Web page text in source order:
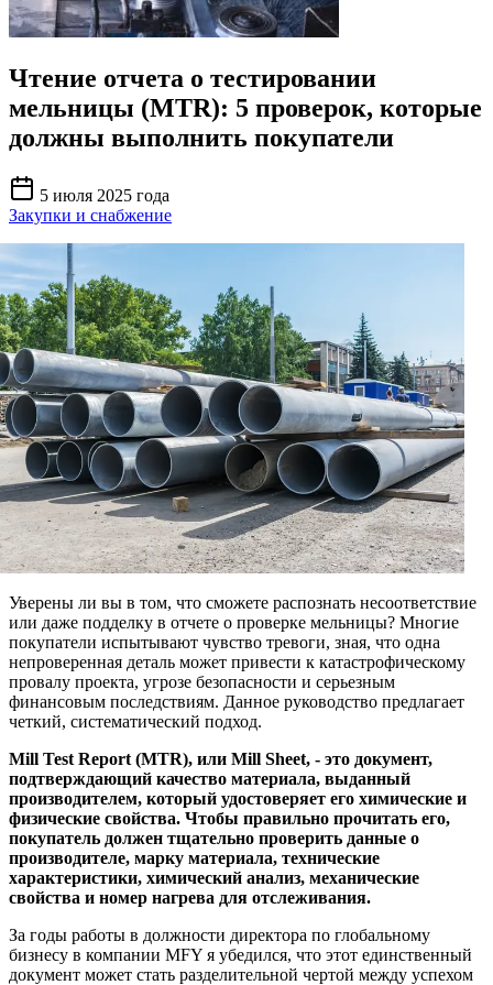
Чтение отчета о тестировании
мельницы (MTR): 5 проверок, которые
должны выполнить покупатели
5 июля 2025 года
Закупки и снабжение
Уверены ли вы в том, что сможете распознать несоответствие
или даже подделку в отчете о проверке мельницы? Многие
покупатели испытывают чувство тревоги, зная, что одна
непроверенная деталь может привести к катастрофическому
провалу проекта, угрозе безопасности и серьезным
финансовым последствиям. Данное руководство предлагает
четкий, систематический подход.
Mill Test Report (MTR), или Mill Sheet, - это документ,
подтверждающий качество материала, выданный
производителем, который удостоверяет его химические и
физические свойства. Чтобы правильно прочитать его,
покупатель должен тщательно проверить данные о
производителе, марку материала, технические
характеристики, химический анализ, механические
свойства и номер нагрева для отслеживания.
За годы работы в должности директора по глобальному
бизнесу в компании MFY я убедился, что этот единственный
документ может стать разделительной чертой между успехом